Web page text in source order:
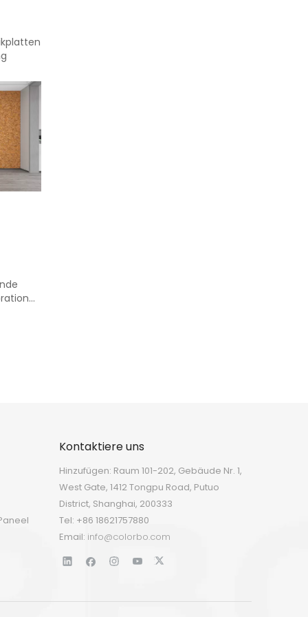
Kontaktiere uns
Hinzufügen: Raum 101-202, Gebäude Nr. 1,
West Gate, 1412 Tongpu Road, Putuo
District, Shanghai, 200333
Tel: +86 18621757880
Email: info@colorbo.com